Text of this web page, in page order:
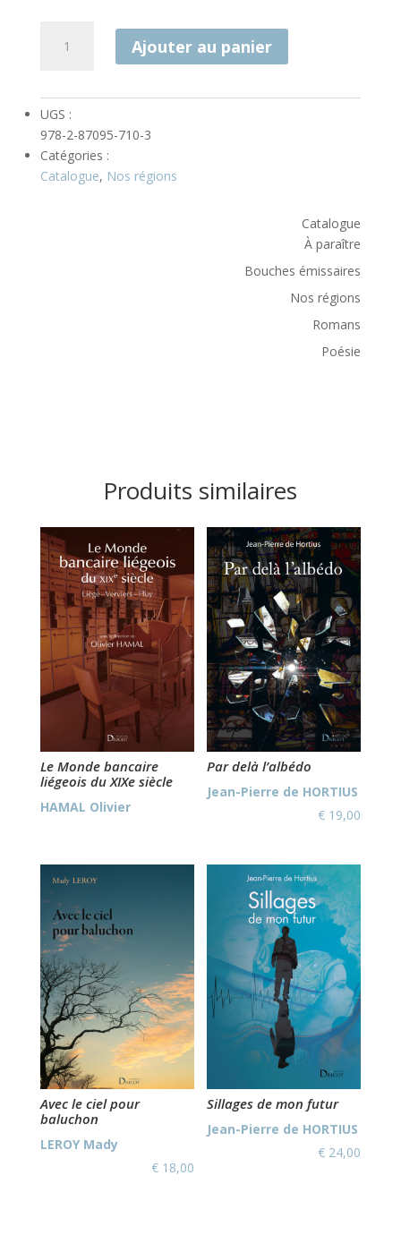
Ajouter au panier
UGS :
978-2-87095-710-3
Catégories :
Catalogue, Nos régions
Catalogue
À paraître
Bouches émissaires
Nos régions
Romans
Poésie
Produits similaires
Le Monde bancaire
liégeois du XIXe siècle
HAMAL Olivier
Par delà l’albédo
Jean-Pierre de HORTIUS
€ 19,00
Avec le ciel pour
baluchon
LEROY Mady
€18,00
Sillages de mon futur
Jean-Pierre de HORTIUS
€ 24,00